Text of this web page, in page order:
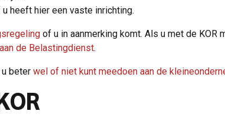
heeft hier een vaste inrichting.
of u in aanmerking komt. Als u met de
de Belastingdienst.
beter wel of niet kunt meedoen aan de